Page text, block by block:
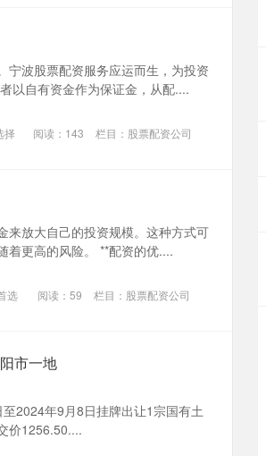
宁波股票配资服务应运而生，为投资
以自有资金作为保证金，从配....
择 阅读： 143 栏目： 股票配资公司
来放大自己的投资规模。这种方式可
着更高的风险。 **配资的优....
选 阅读： 59 栏目： 股票配资公司
市一地
2024年9月8日挂牌出让1宗国有土
价1256.50....